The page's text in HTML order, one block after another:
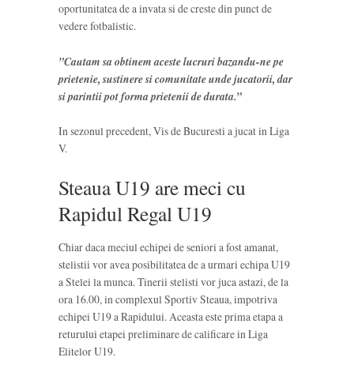
oportunitatea de a invata si de creste din punct de
vedere fotbalistic.
”Cautam sa obtinem aceste lucruri bazandu-ne pe
prietenie, sustinere si comunitate unde jucatorii, dar
si parintii pot forma prietenii de durata.”
In sezonul precedent, Vis de Bucuresti a jucat in Liga
V.
Steaua U19 are meci cu
Rapidul Regal U19
Chiar daca meciul echipei de seniori a fost amanat,
stelistii vor avea posibilitatea de a urmari echipa U19
a Stelei la munca. Tinerii stelisti vor juca astazi, de la
ora 16.00, in complexul Sportiv Steaua, impotriva
echipei U19 a Rapidului. Aceasta este prima etapa a
returului etapei preliminare de calificare in Liga
Elitelor U19.